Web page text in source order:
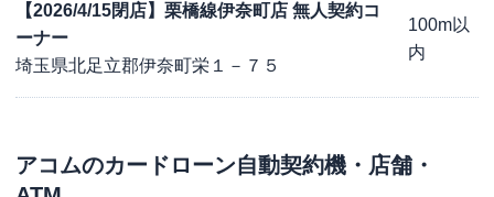
【2026/4/15閉店】栗橋線伊奈町店 無人契約コ
ーナー
埼玉県北足立郡伊奈町栄１－７５
100m以
内
アコムのカードローン自動契約機・店舗・